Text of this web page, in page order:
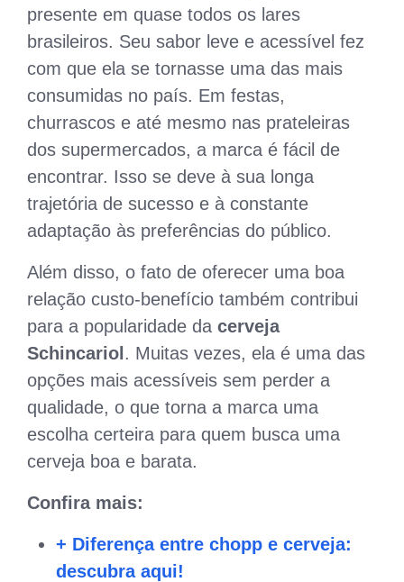
presente em quase todos os lares
brasileiros. Seu sabor leve e acessível fez
com que ela se tornasse uma das mais
consumidas no país. Em festas,
churrascos e até mesmo nas prateleiras
dos supermercados, a marca é fácil de
encontrar. Isso se deve à sua longa
trajetória de sucesso e à constante
adaptação às preferências do público.
Além disso, o fato de oferecer uma boa
relação custo-benefício também contribui
para a popularidade da cerveja
Schincariol . Muitas vezes, ela é uma das
opções mais acessíveis sem perder a
qualidade, o que torna a marca uma
escolha certeira para quem busca uma
cerveja boa e barata.
Confira mais:
+ Diferença entre chopp e cerveja:
descubra aqui!